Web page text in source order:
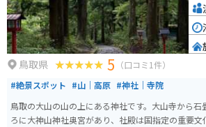
ださい。
鳥取県 5 （口コミ1件）
#絶景スポット #山｜高原 #神社｜寺院
鳥取の大山の山の上にある神社です。大山寺から石
ろに大神山神社奥宮があり、社殿は国指定の重要